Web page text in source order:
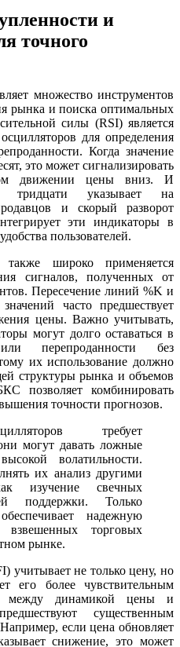
и
точного
множество инструментов
рынка и поиска оптимальных
силы (RSI) является
для определения
Когда значение
это может сигнализировать
движении цены вниз. И
тридцати указывает на
и скорый разворот
эти индикаторы в
пользователей.
также широко применяется
сигналов, полученных от
Пересечение линий %K и
часто предшествует
цены. Важно учитывать,
могут долго оставаться в
перепроданности без
их использование должно
структуры рынка и объемов
позволяет комбинировать
точности прогнозов.
требует
могут давать ложные
волатильности.
их анализ другими
изучение свечных
поддержки. Только
надежную
торговых
рынке.
учитывает не только цену, но
его более чувствительным
между динамикой цены и
существенным
если цена обновляет
снижение, это может